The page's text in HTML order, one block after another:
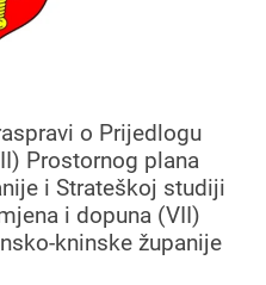
o Prijedlogu
Prostornog plana
i Strateškoj studiji
i dopuna (VII)
kninske županije